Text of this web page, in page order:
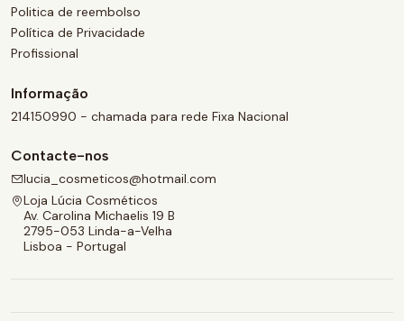
Politica de reembolso
Política de Privacidade
Profissional
Informação
214150990 - chamada para rede Fixa Nacional
Contacte-nos
lucia_cosmeticos@hotmail.com
Loja Lúcia Cosméticos
Av. Carolina Michaelis 19 B
2795-053 Linda-a-Velha
Lisboa - Portugal